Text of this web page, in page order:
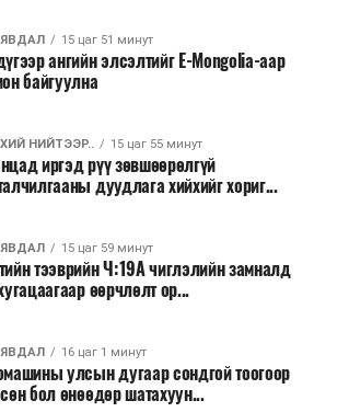
үүсгэгч бичил биетнийг устгах
явцад үүсэх дулааныг цахилгаан
хүч үйлдвэрлэхэд ашиглаж
хувьд шаталтын дараа
зэрэг ашигт эрдсийг сэргээн
аж.
Нидерланд, Өмнөд Солонгос
шатаах технологийг ашиглаж
Германд лаг шатаах үйлдвэрээс
фосфор сэргээн авах технологи
Нидерландад төвлөрсөн лаг
дулаан, цахилгаан
15 цаг 51 минут
ангийн элсэлтийг E-Mongolia-аар
байгуулна
НИЙТЭЭР.. 15 цаг 55 минут
иргэд рүү зөвшөөрөлгүй
дуудлага хийхийг хориг...
15 цаг 59 минут
тээврийн Ч:19А чиглэлийн замналд
өөрчлөлт ор...
16 цаг 1 минут
улсын дугаар сондгой тоогоор
бол өнөөдөр шатахуун...